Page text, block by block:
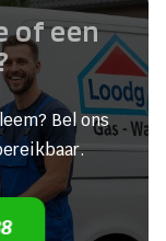
of een
Bel ons